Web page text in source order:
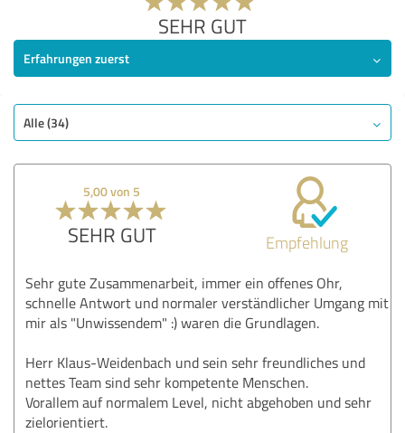
SEHR GUT
Erfahrungen zuerst
Alle (34)
5,00 von 5
SEHR GUT Empfehlung
Sehr gute Zusammenarbeit, immer ein offenes Ohr,
schnelle Antwort und normaler verständlicher Umgang mit
mir als "Unwissendem" :) waren die Grundlagen.
Herr Klaus-Weidenbach und sein sehr freundliches und
nettes Team sind sehr kompetente Menschen.
Vorallem auf normalem Level, nicht abgehoben und sehr
zielorientiert.